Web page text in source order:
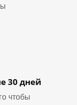
30 дней
чтобы